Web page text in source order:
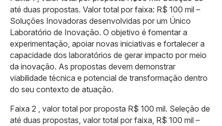
até duas propostas. Valor total por faixa: R$ 100 mil –
Soluções Inovadoras desenvolvidas por um Único
Laboratório de Inovação. O objetivo é fomentar a
experimentação, apoiar novas iniciativas e fortalecer a
capacidade dos laboratórios de gerar impacto por meio
da inovação. As propostas devem demonstrar
viabilidade técnica e potencial de transformação dentro
do seu contexto de atuação.
Faixa 2 , valor total por proposta R$ 100 mil. Seleção de
até duas propostas, valor total por faixa, R$ 100 mil –